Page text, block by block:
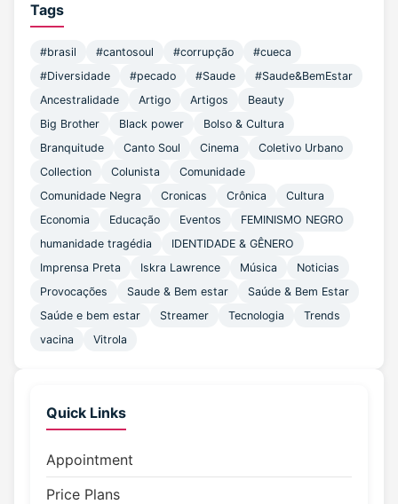
Tags
#brasil #cantosoul #corrupção
#cueca
#Diversidade
#pecado #Saude
#Saude&BemEstar
Ancestralidade
Artigo Artigos
Beauty
Big Brother
Black power
Bolso & Cultura
Branquitude
Canto Soul Cinema
Coletivo Urbano
Collection
Colunista
Comunidade
Comunidade Negra
Cronicas Crônica
Cultura
Economia
Educação Eventos
FEMINISMO NEGRO
humanidade tragédia
IDENTIDADE & GÊNERO
Imprensa Preta
Iskra Lawrence Música
Noticias
Provocações
Saude & Bem estar
Saúde & Bem Estar
Saúde e bem estar
Streamer Tecnologia
Trends
vacina
Vitrola
Quick Links
Appointment
Price Plans